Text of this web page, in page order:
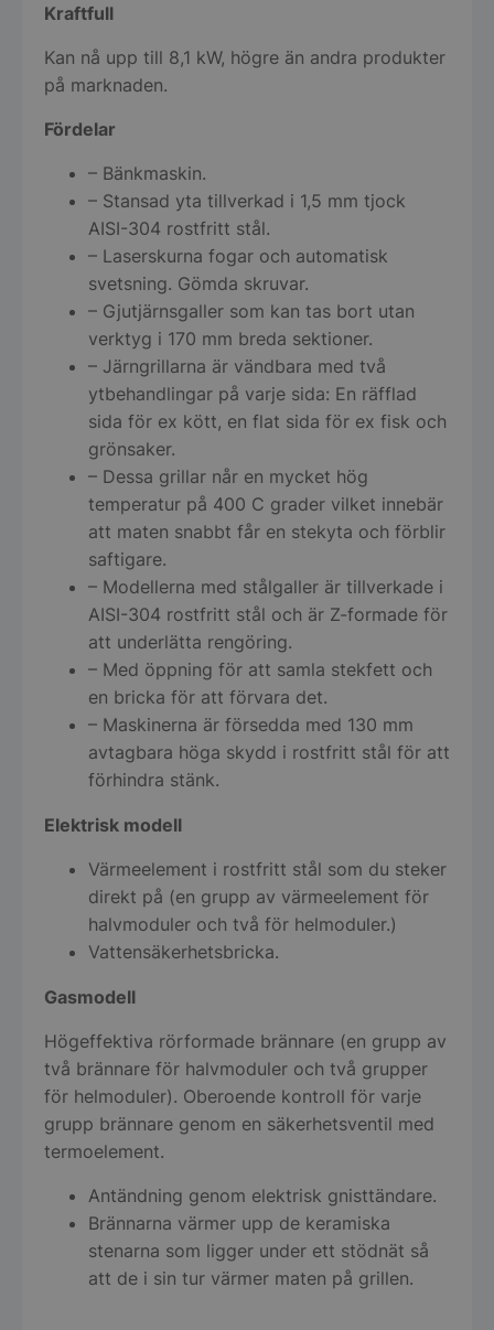
Kraftfull
Kan nå upp till 8,1 kW, högre än andra produkter
på marknaden.
Fördelar
– Bänkmaskin.
– Stansad yta tillverkad i 1,5 mm tjock
AISI-304 rostfritt stål.
– Laserskurna fogar och automatisk
svetsning. Gömda skruvar.
– Gjutjärnsgaller som kan tas bort utan
verktyg i 170 mm breda sektioner.
– Järngrillarna är vändbara med två
ytbehandlingar på varje sida: En räfflad
sida för ex kött, en flat sida för ex fisk och
grönsaker.
– Dessa grillar når en mycket hög
temperatur på 400 C grader vilket innebär
att maten snabbt får en stekyta och förblir
saftigare.
– Modellerna med stålgaller är tillverkade i
AISI-304 rostfritt stål och är Z-formade för
att underlätta rengöring.
– Med öppning för att samla stekfett och
en bricka för att förvara det.
– Maskinerna är försedda med 130 mm
avtagbara höga skydd i rostfritt stål för att
förhindra stänk.
Elektrisk modell
Värmeelement i rostfritt stål som du steker
direkt på (en grupp av värmeelement för
halvmoduler och två för helmoduler.)
Vattensäkerhetsbricka.
Gasmodell
Högeffektiva rörformade brännare (en grupp av
två brännare för halvmoduler och två grupper
för helmoduler). Oberoende kontroll för varje
grupp brännare genom en säkerhetsventil med
termoelement.
Antändning genom elektrisk gnisttändare.
Brännarna värmer upp de keramiska
stenarna som ligger under ett stödnät så
att de i sin tur värmer maten på grillen.